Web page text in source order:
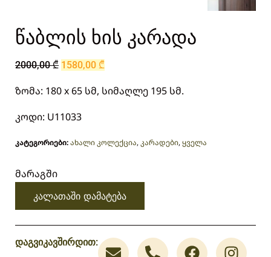
წაბლის ხის კარადა
2000,00₾ 1580,00 ₾
ზომა: 180 x 65 სმ, სიმაღლე 195 სმ.
კოდი: U11033
კატეგორიები:ახალი კოლექცია,კარადები,ყველა
მარაგში
კალათაში დამატება
დაგვიკავშირდით: